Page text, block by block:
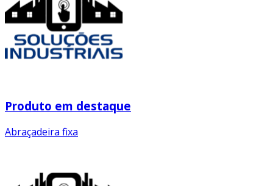
Produto em destaque
Abraçadeira fixa